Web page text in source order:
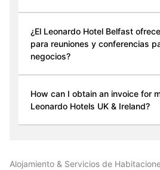
¿El Leonardo Hotel Belfast
para reuniones y conferencias
negocios?
How can I obtain an invoice for
Leonardo Hotels UK & Ireland?
Alojamiento & Servicios de